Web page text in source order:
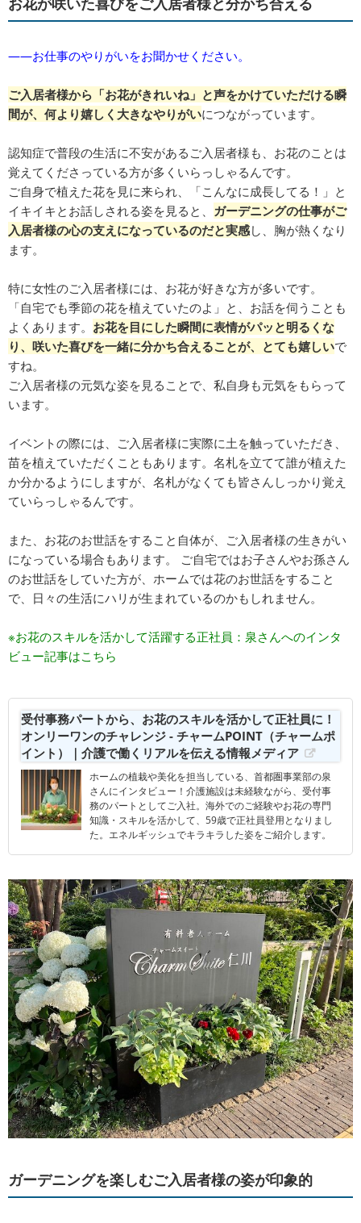
――お仕事のやりがいをお聞かせください。
ご入居者様から「お花がきれいね」と声をかけていただける瞬
間が、何より嬉しく大きなやりがいにつながっています。
認知症で普段の生活に不安があるご入居者様も、お花のことは
覚えてくださっている方が多くいらっしゃるんです。
ご自身で植えた花を見に来られ、「こんなに成長してる！」と
イキイキとお話しされる姿を見ると、 ガーデニングの仕事がご
入居者様の心の支えになっているのだと実感し、胸が熱くなり
ます。
特に女性のご入居者様には、お花が好きな方が多いです。
「自宅でも季節の花を植えていたのよ」と、お話を伺うことも
よくあります。 お花を目にした瞬間に表情がパッと明るくな
り、咲いた喜びを一緒に分かち合えることが、とても嬉しいで
すね。
ご入居者様の元気な姿を見ることで、私自身も元気をもらって
います。
イベントの際には、ご入居者様に実際に土を触っていただき、
苗を植えていただくこともあります。名札を立てて誰が植えた
か分かるようにしますが、名札がなくても皆さんしっかり覚え
ていらっしゃるんです。
また、お花のお世話をすること自体が、ご入居者様の生きがい
になっている場合もあります。 ご自宅ではお子さんやお孫さん
のお世話をしていた方が、ホームでは花のお世話をすること
で、日々の生活にハリが生まれているのかもしれません。
※お花のスキルを活かして活躍する正社員：泉さんへのインタ
ビュー記事はこちら
受付事務パートから、お花のスキルを活かして正社員に！
オンリーワンのチャレンジ - チャームPOINT（チャームポ
イント）｜介護で働くリアルを伝える情報メディア
ホームの植栽や美化を担当している、首都圏事業部の泉
さんにインタビュー！介護施設は未経験ながら、受付事
務のパートとしてご入社。海外でのご経験やお花の専門
知識・スキルを活かして、59歳で正社員登用となりまし
た。エネルギッシュでキラキラした姿をご紹介します。
ガーデニングを楽しむご入居者様の姿が印象的